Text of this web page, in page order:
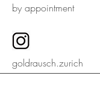
by appointment
goldrausch.zurich